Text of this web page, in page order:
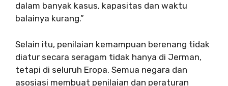
dalam banyak kasus, kapasitas dan waktu
balainya kurang.”
Selain itu, penilaian kemampuan berenang tidak
diatur secara seragam tidak hanya di Jerman,
tetapi di seluruh Eropa. Semua negara dan
asosiasi membuat penilaian dan peraturan